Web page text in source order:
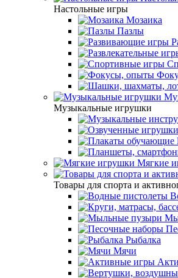
Настольные игры
Мозаика
Пазлы
Музыкальные игрушки
Мягкие
Товары для спорта и
Рыбалка
Мячи